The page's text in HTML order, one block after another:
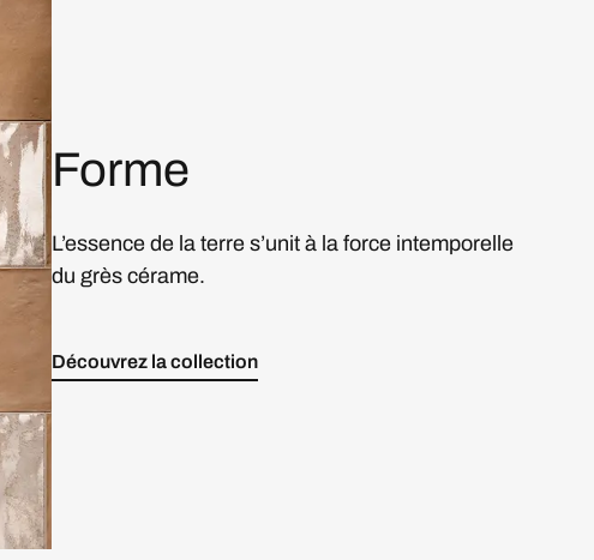
Forme
L’essence de la terre s’unit à la force intemporelle
du grès cérame.
Découvrez la collection